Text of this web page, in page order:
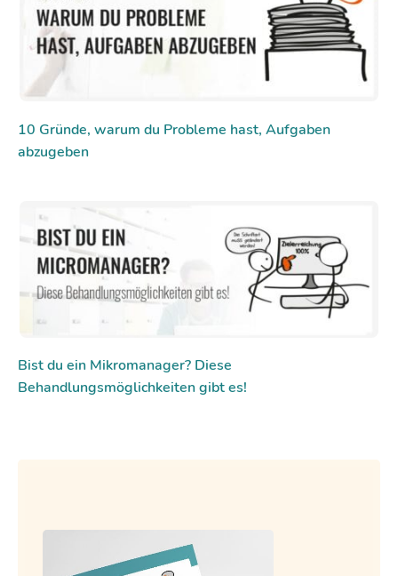
10 Gründe, warum du Probleme hast, Aufgaben
abzugeben
Bist du ein Mikromanager? Diese
Behandlungsmöglichkeiten gibt es!